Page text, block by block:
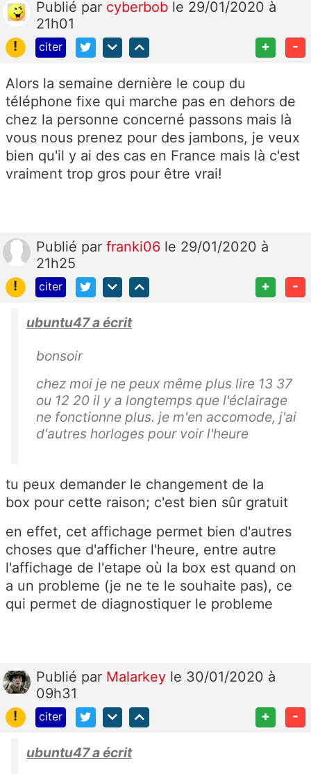
Publié par cyberbob le 29/01/2020 à
21h01
!
citer + -
Alors la semaine dernière le coup du
téléphone fixe qui marche pas en dehors de
chez la personne concerné passons mais là
vous nous prenez pour des jambons, je veux
bien qu'il y ai des cas en France mais là c'est
vraiment trop gros pour être vrai!
Publié par franki06 le 29/01/2020 à
21h25
!
citer + -
ubuntu47 a écrit
bonsoir
chez moi je ne peux même plus lire 13 37
ou 12 20 il y a longtemps que l'éclairage
ne fonctionne plus. je m'en accomode, j'ai
d'autres horloges pour voir l'heure
tu peux demander le changement de la
box pour cette raison; c'est bien sûr gratuit
en effet, cet affichage permet bien d'autres
choses que d'afficher l'heure, entre autre
l'affichage de l'etape où la box est quand on
a un probleme (je ne te le souhaite pas), ce
qui permet de diagnostiquer le probleme
Publié par Malarkey le 30/01/2020 à
09h31
!
citer + -
ubuntu47 a écrit